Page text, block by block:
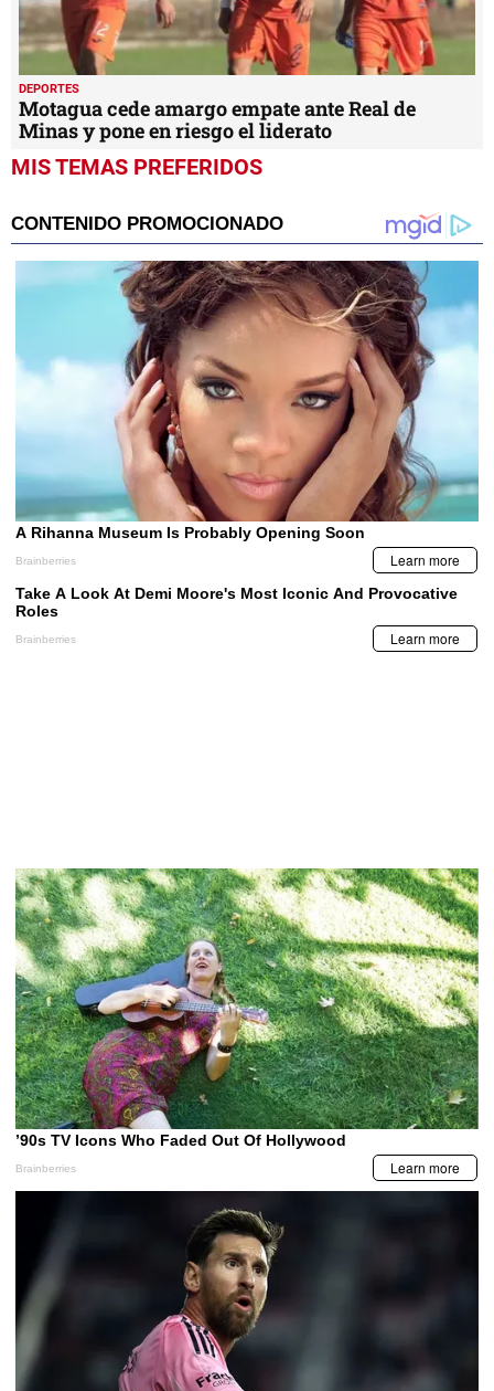
DEPORTES
Motagua cede amargo empate ante Real de
Minas y pone en riesgo el liderato
MIS TEMAS PREFERIDOS